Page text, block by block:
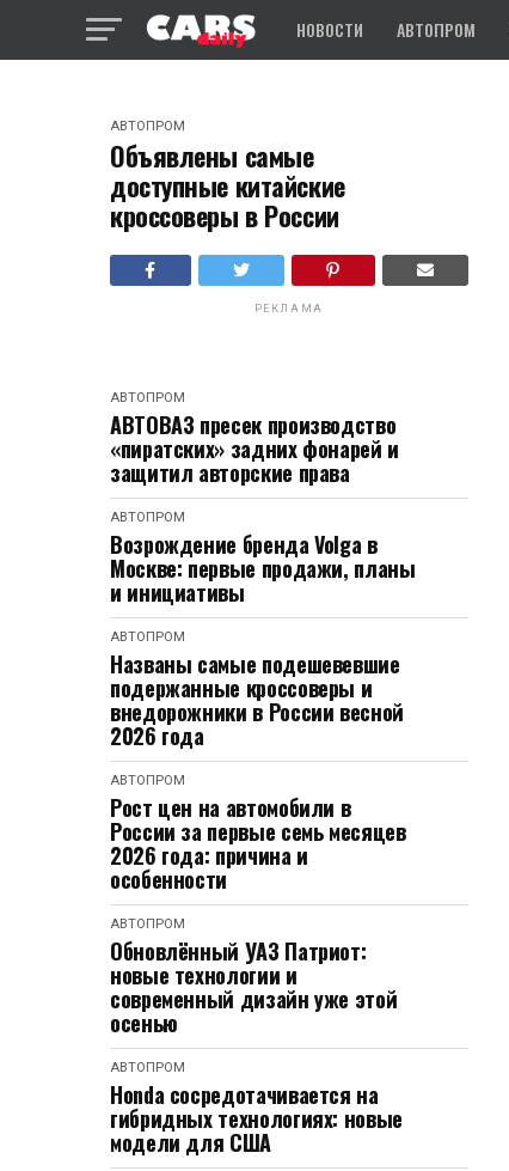
НОВОСТИ АВТОПРОМ
АВТОПРОМ
Объявлены самые
доступные китайские
кроссоверы в России
РЕКЛАМА
АВТОПРОМ
АВТОВАЗ пресек производство
«пиратских» задних фонарей и
защитил авторские права
АВТОПРОМ
Возрождение бренда Volga в
Москве: первые продажи, планы
и инициативы
АВТОПРОМ
Названы самые подешевевшие
подержанные кроссоверы и
внедорожники в России весной
2026 года
АВТОПРОМ
Рост цен на автомобили в
России за первые семь месяцев
2026 года: причина и
особенности
АВТОПРОМ
Обновлённый УАЗ Патриот:
новые технологии и
современный дизайн уже этой
осенью
АВТОПРОМ
Honda сосредотачивается на
гибридных технологиях: новые
модели для США